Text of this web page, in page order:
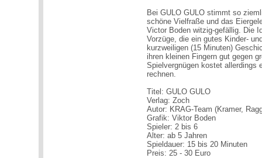
Bei GULO GULO stimmt so
schöne Vielfraße und das
Victor Boden witzig-gefällig. Die
Vorzüge, die ein gutes Kinder-
kurzweiligen (15 Minuten)
ihren kleinen Fingern gut gegen
Spielvergnügen kostet allerdings
rechnen.
Titel: GULO GULO
Verlag: Zoch
Autor: KRAG-Team (Kramer,
Grafik: Viktor Boden
Spieler: 2 bis 6
Alter: ab 5 Jahren
Spieldauer: 15 bis 20 Minuten
Preis: 25 - 30 Euro